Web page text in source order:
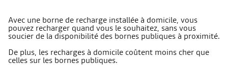
Avec une borne de recharge installée à domicile, vous
pouvez recharger quand vous le souhaitez, sans vous
soucier de la disponibilité des bornes publiques à proximité.
De plus, les recharges à domicile coûtent moins cher que
celles sur les bornes publiques.